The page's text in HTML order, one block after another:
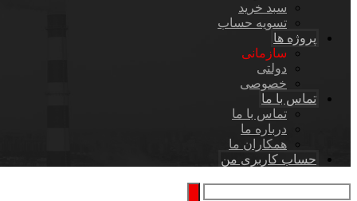
سبد خرید
تسویه حساب
پروژه ها
سازمانی
دولتی
خصوصی
تماس با ما
تماس با ما
درباره ما
همکاران ما
حساب کاربری من